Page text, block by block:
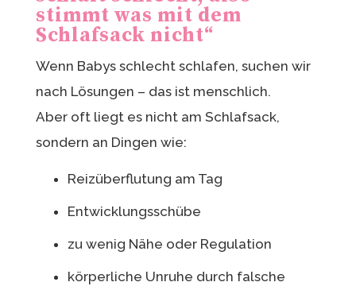
stimmt was mit dem
Schlafsack nicht“
Wenn Babys schlecht schlafen, suchen wir
nach Lösungen – das ist menschlich.
Aber oft liegt es nicht am Schlafsack,
sondern an Dingen wie:
Reizüberflutung am Tag
Entwicklungsschübe
zu wenig Nähe oder Regulation
körperliche Unruhe durch falsche